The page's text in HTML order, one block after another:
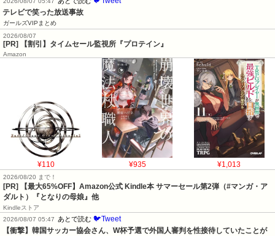
テレビで笑った放送事故
ガールズVIPまとめ
2026/08/07
[PR] 【割引】タイムセール監視所『プロテイン』
Amazon
¥110 ¥935 ¥1,013
2026/08/20 まで！
[PR]
【最大65%OFF】Amazon公式 Kindle本 サマーセール第2弾（#マンガ・ア
ダルト）『となりの母娘』他
Kindleストア
2026/08/07 05:47
あとで読む 🐦Tweet
【衝撃】韓国サッカー協会さん、W杯予選で外国人審判を性接待していたことが